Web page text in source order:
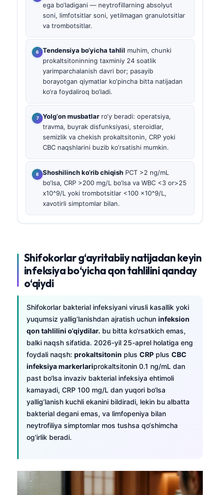
ega bo‘ladigani — neytrofillarning absolyut
soni, limfotsitlar soni, yetilmagan granulotsitlar
va trombotsitlar.
Tendensiya bo‘yicha tahlil muhim, chunki
prokaltsitoninning taxminiy 24 soatlik
yarimparchalanish davri bor; pasayib
borayotgan qiymatlar ko‘pincha bitta natijadan
ko‘ra foydaliroq bo‘ladi.
Yolg‘on musbatlar ro‘y beradi: operatsiya,
travma, buyrak disfunksiyasi, steroidlar,
semizlik va chekish prokaltsitonin, CRP yoki
CBC naqshlarini buzib ko‘rsatishi mumkin.
Shoshilinch ko‘rib chiqish PCT >2 ng/mL
bo‘lsa, CRP >200 mg/L bo‘lsa va WBC <3 or>25
x10^9/L yoki trombotsitlar <100 x10^9/L,
xavotirli simptomlar bilan.
Shifokorlar g‘ayritabiiy natijadan keyin
infeksiya bo‘yicha qon tahlilini qanday
o‘qiydi
Shifokorlar bakterial infeksiyani virusli kasallik yoki
yuqumsiz yallig‘lanishdan ajratish uchun infeksion
qon tahlilini o‘qiydilar. bu bitta ko‘rsatkich emas,
balki naqsh sifatida. 2026-yil 25-aprel holatiga eng
foydali naqsh: prokaltsitonin plus CRP plus CBC
infeksiya markerlariprokaltsitonin 0.1 ng/mL dan
past bo‘lsa invaziv bakterial infeksiya ehtimoli
kamayadi, CRP 100 mg/L dan yuqori bo‘lsa
yallig‘lanish kuchli ekanini bildiradi, lekin bu albatta
bakterial degani emas, va limfopeniya bilan
neytrofiliya simptomlar mos tushsa qo‘shimcha
og‘irlik beradi.